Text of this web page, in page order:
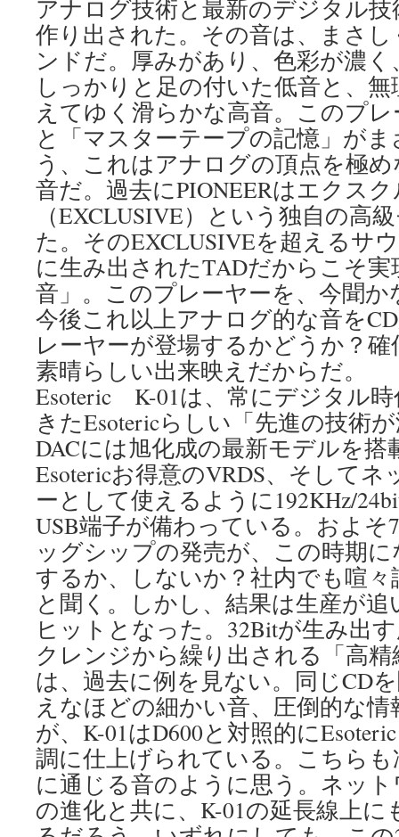
アナログ技術と最新のデジタル
作り出された。その音は、まさ
ンドだ。厚みがあり、色彩が濃
しっかりと足の付いた低音と、
えてゆく滑らかな高音。このプ
と「マスターテープの記憶」が
う、これはアナログの頂点を極
音だ。過去にPIONEERはエクス
（EXCLUSIVE）という独自の高
た。そのEXCLUSIVEを超えるサ
に生み出されたTADだからこそ
音」。このプレーヤーを、今聞
今後これ以上アナログ的な音を
レーヤーが登場するかどうか？
素晴らしい出来映えだからだ。
Esoteric K-01は、常にデジタル
きたEsotericらしい「先進の技術
DACには旭化成の最新モデルを
Esotericお得意のVRDS、そして
ーとして使えるように192KHz/
USB端子が備わっている。およ
ッグシップの発売が、この時期
するか、しないか？社内でも喧
と聞く。しかし、結果は生産が
ヒットとなった。32Bitが生み出
クレンジから繰り出される「高
は、過去に例を見ない。同じCD
えなほどの細かい音、圧倒的な
が、K-01はD600と対照的に
調に仕上げられている。こちら
に通じる音のように思う。ネッ
の進化と共に、K-01の延長線上